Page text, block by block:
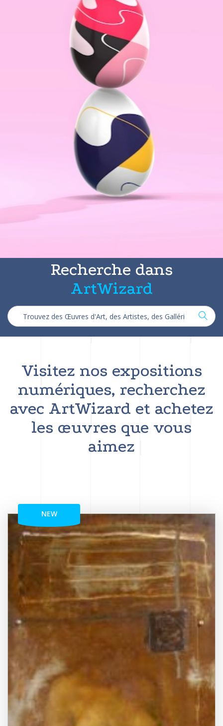
Recherche dans
ArtWizard
Visitez nos expositions
numériques, recherchez
avec ArtWizard et achetez
les œuvres que vous
aimez
NEW